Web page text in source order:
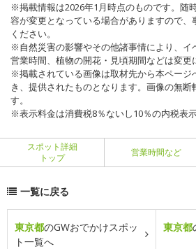
※掲載情報は2026年1月時点のものです。随
容が変更となっている場合がありますので、
ください。
※自然災害の影響やその他諸事情により、イ
営業時間、植物の開花・見頃期間などは変更
※掲載されている画像は取材先から本ページ
き、提供されたものとなります。画像の無断
す。
※表示料金は消費税8％ないし10％の内税表示
スポット詳細
トップ
営業時間など
一覧に戻る
東京都のGWおでかけスポッ
ト一覧へ
東京都